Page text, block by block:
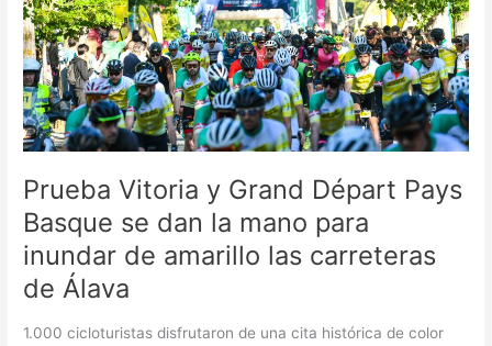
Prueba Vitoria y Grand Départ Pays
Basque se dan la mano para
inundar de amarillo las carreteras
de Álava
1.000 cicloturistas disfrutaron de una cita histórica de color
Basque
se
dan
la
mano
para
inundar
de
amarillo
las
carreteras
de
Álava